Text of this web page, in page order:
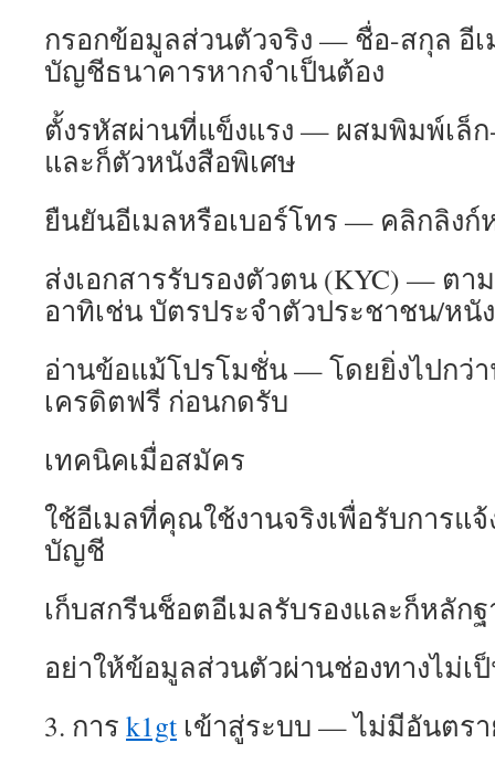
กรอกข้อมูลส่วนตัวจริง — ชื่อ-สกุล อีเ
บัญชีธนาคารหากจำเป็นต้อง
ตั้งรหัสผ่านที่แข็งแรง — ผสมพิมพ์เล็
และก็ตัวหนังสือพิเศษ
ยืนยันอีเมลหรือเบอร์โทร — คลิกลิงก์
ส่งเอกสารรับรองตัวตน (KYC) — ต
อาทิเช่น บัตรประจำตัวประชาชน/หนั
อ่านข้อแม้โปรโมชั่น — โดยยิ่งไปกว่า
เครดิตฟรี ก่อนกดรับ
เทคนิคเมื่อสมัคร
ใช้อีเมลที่คุณใช้งานจริงเพื่อรับการแ
บัญชี
เก็บสกรีนช็อตอีเมลรับรองและก็หลัก
อย่าให้ข้อมูลส่วนตัวผ่านช่องทางไม่เ
3. การ k1gt เข้าสู่ระบบ — ไม่มีอันตรา